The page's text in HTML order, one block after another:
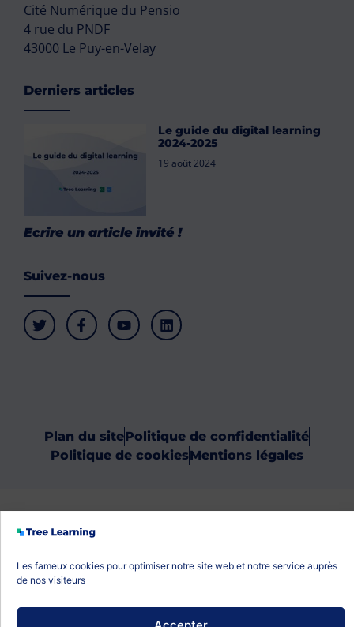
Les fameux cookies pour optimiser notre site web et notre service auprès
de nos visiteurs
Cité Numérique du Pensio
4 rue du PNDF
43000 Le Puy-en-Velay
Derniers articles
Le guide du digital learning
2024-2025
19 août 2024
Ecrire un article invité !
Suivez-nous
Plan du sitePolitique de confidentialité
Politique de cookiesMentions légales